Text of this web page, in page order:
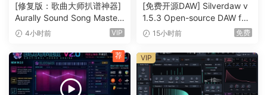
版本 8.0.3 发行说明（2026 年 3 月 24
日）：
已修复以下问题：
[macOS] 加载某些轨道预设时可能发生崩溃；
[Windows] 非高 DPI 模式失效；
[修复版：歌曲大师扒谱神器]
Aurally Sound Song Master
PRO v5.0.02 REV 1 [WiN]
4小时前 VIP
[免费开源DAW] Silverdaw v
1.5.3 Open-source DAW for
remixing & mashups [WiN]
15小时前 免费
荐 VIP